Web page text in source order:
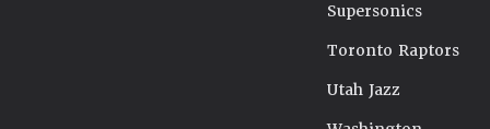
Supersonics
Toronto Raptors
Utah Jazz